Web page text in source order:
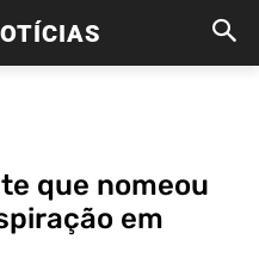
que nomeou
em